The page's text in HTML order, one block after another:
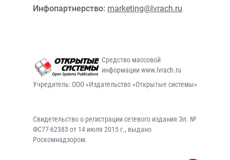
Инфопартнерство: marketing@lvrach.ru
Средство массовой
информации www.lvrach.ru
Учредитель: ООО «Издательство «Открытые системы»
Свидетельство о регистрации сетевого издания Эл. №
ФС77-62383 от 14 июля 2015 г., выдано
Роскомнадзором.